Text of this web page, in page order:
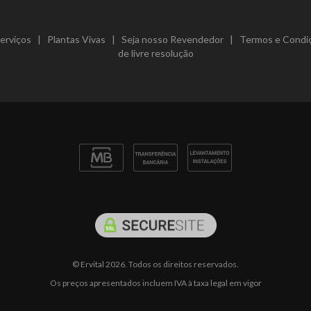
| Plantas Vivas | Seja nosso Revendedor | Termos e
de livre resolução
© Ervital 2026. Todos os direitos reservados.
Os preços apresentados incluem IVA à taxa legal em vigor